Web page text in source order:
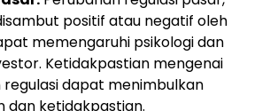
positif atau negatif oleh
memengaruhi psikologi dan
Ketidakpastian mengenai
dapat menimbulkan
dan ketidakpastian.